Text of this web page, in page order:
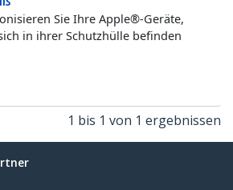
Sie Ihre Apple®-Geräte,
in ihrer Schutzhülle befinden
1 bis 1 von 1 ergebnissen